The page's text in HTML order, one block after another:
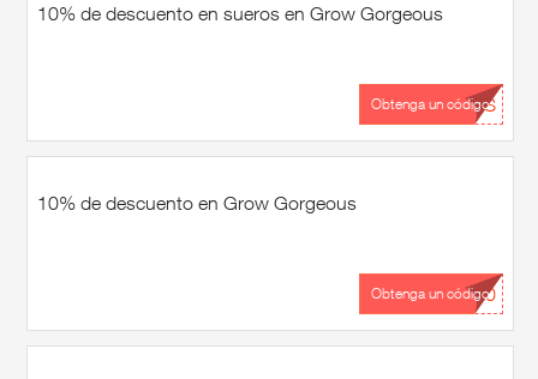
10% de descuento en sueros en Grow Gorgeous
...MS
Obtenga un código
10% de descuento en Grow Gorgeous
...30
Obtenga un código